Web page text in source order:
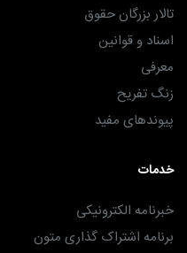
تالار بزرگان حقوق
اسناد و قوانین
معرفی
زنگ تفریح
پیوندهای مفید
خدمات
خبرنامه الکترونیکی
برنامه اشتراک گذاری متون